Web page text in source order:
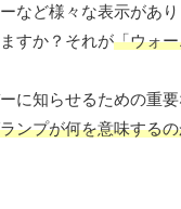
など様々な表示があ
すか？それが「ウォ
に知らせるための重
ンプが何を意味する